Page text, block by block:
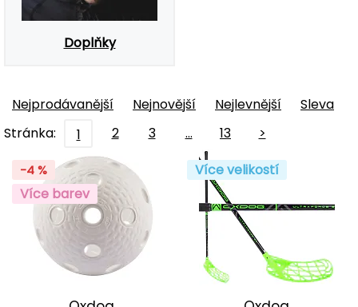
Doplňky
Nejprodávanější Nejnovější Nejlevnější
Sleva
Stránka:
1 2 3 … 13 >
-4 %
Více barev
Více velikostí